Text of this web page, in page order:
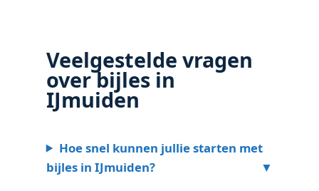
Veelgestelde vragen
over bijles in
IJmuiden
Hoe snel kunnen jullie starten met
bijles in IJmuiden?